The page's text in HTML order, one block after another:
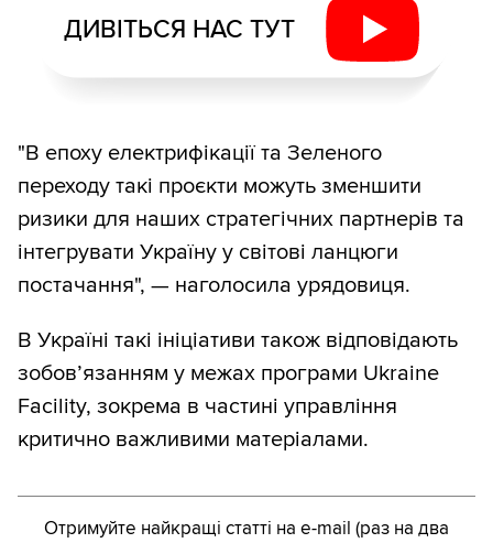
ДИВІТЬСЯ НАС ТУТ
"В епоху електрифікації та Зеленого
переходу такі проєкти можуть зменшити
ризики для наших стратегічних партнерів та
інтегрувати Україну у світові ланцюги
постачання", — наголосила урядовиця.
В Україні такі ініціативи також відповідають
зобов’язанням у межах програми Ukraine
Facility, зокрема в частині управління
критично важливими матеріалами.
Отримуйте найкращі статті на e-mail (раз на два